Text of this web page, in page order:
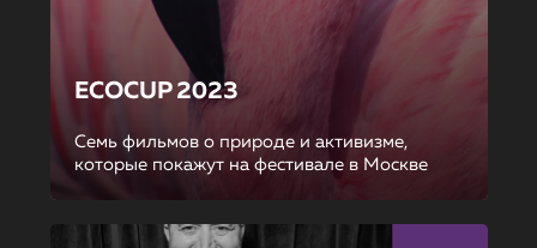
ECOCUP 2023
Семь фильмов о природе и активизме,
которые покажут на фестивале в Москве